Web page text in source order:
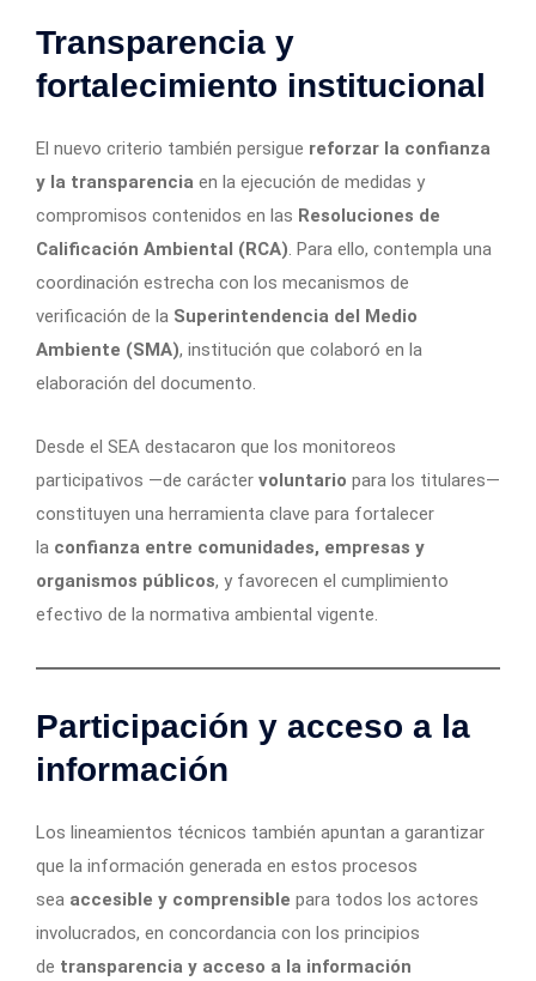
Transparencia y
fortalecimiento institucional
El nuevo criterio también persigue reforzar la confianza
y la transparencia en la ejecución de medidas y
compromisos contenidos en las Resoluciones de
Calificación Ambiental (RCA). Para ello, contempla una
coordinación estrecha con los mecanismos de
verificación de la Superintendencia del Medio
Ambiente (SMA), institución que colaboró en la
elaboración del documento.
Desde el SEA destacaron que los monitoreos
participativos —de carácter voluntario para los titulares—
constituyen una herramienta clave para fortalecer
la confianza entre comunidades, empresas y
organismos públicos, y favorecen el cumplimiento
efectivo de la normativa ambiental vigente.
Participación y acceso a la
información
Los lineamientos técnicos también apuntan a garantizar
que la información generada en estos procesos
sea accesible y comprensible para todos los actores
involucrados, en concordancia con los principios
de transparencia y acceso a la información